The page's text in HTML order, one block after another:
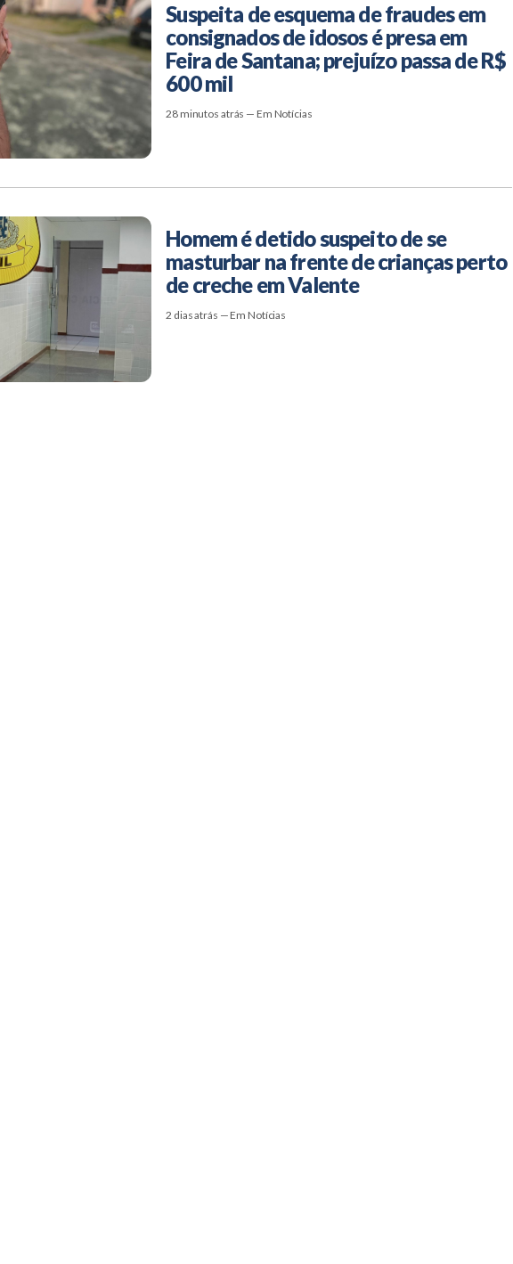
Suspeita de esquema de fraudes em
consignados de idosos é presa em
Feira de Santana; prejuízo passa de R$
600 mil
28 minutos atrás — Em Notícias
Homem é detido suspeito de se
masturbar na frente de crianças perto
de creche em Valente
2 dias atrás — Em Notícias